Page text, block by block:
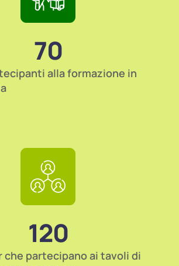
alla formazione in
70
che partecipano ai tavoli di
120